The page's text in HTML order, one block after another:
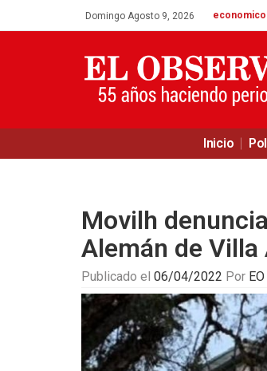
Domingo Agosto 9, 2026
Inicio
Movilh
Alemán de
Publicado el 06/04/2022 Por EO